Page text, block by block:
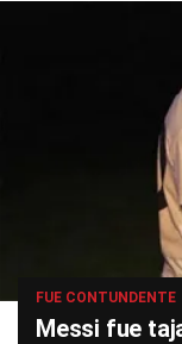
FUE CONTUNDENTE
Messi fue